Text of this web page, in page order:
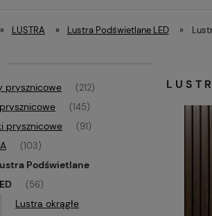
nawannowe Brodziki
» LUSTRA » Lustra Podświetlane LED »
prysznicowe (212)
(145)
prysznicowe (91)
(103)
Podświetlane
(56)
Lustra okrągłe